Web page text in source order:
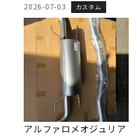
2026-07-03 カスタム
アルファロメオジュリア